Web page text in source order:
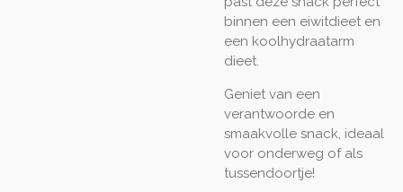
binnen een eiwitdieet en
een koolhydraatarm
dieet.
Geniet van een
verantwoorde en
smaakvolle snack, ideaal
voor onderweg of als
tussendoortje!